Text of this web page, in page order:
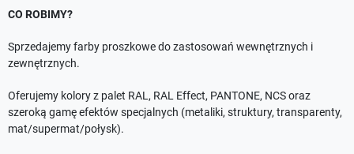
CO ROBIMY?
Sprzedajemy farby proszkowe do zastosowań wewnętrznych i
zewnętrznych.
Oferujemy kolory z palet RAL, RAL Effect, PANTONE, NCS oraz
szeroką gamę efektów specjalnych (metaliki, struktury, transparenty,
mat/supermat/połysk).